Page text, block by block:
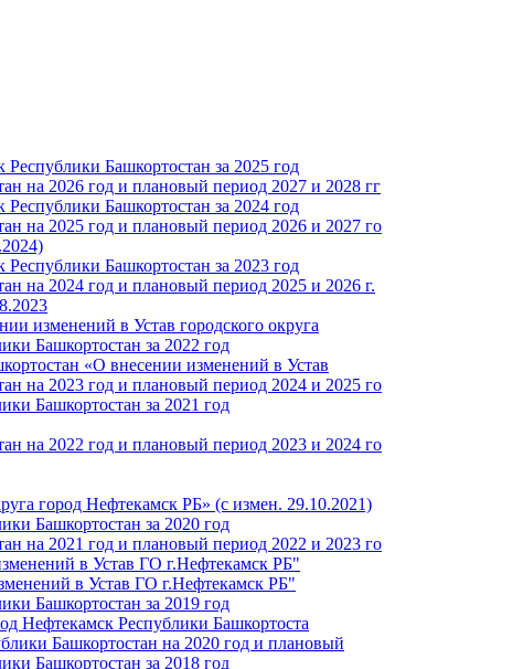
Башкортостан за 2025 год
на 2026 год и плановый период 2027 и 2028 гг
Башкортостан за 2024 год
на 2025 год и плановый период 2026 и 2027 го
Башкортостан за 2023 год
на 2024 год и плановый период 2025 и 2026 г.
изменений в Устав городского округа
Башкортостан за 2022 год
«О внесении изменений в Устав
на 2023 год и плановый период 2024 и 2025 го
Башкортостан за 2021 год
на 2022 год и плановый период 2023 и 2024 го
город Нефтекамск РБ» (с измен. 29.10.2021)
Башкортостан за 2020 год
на 2021 год и плановый период 2022 и 2023 го
в Устав ГО г.Нефтекамск РБ"
в Устав ГО г.Нефтекамск РБ"
Башкортостан за 2019 год
Нефтекамск Республики Башкортоста
Башкортостан на 2020 год и плановый
Башкортостан за 2018 год